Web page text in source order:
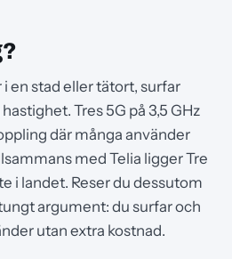
i en stad eller tätort, surfar
Tres 5G på 3,5 GHz
där många använder
med Telia ligger Tre
i landet. Reser du dessutom
argument: du surfar och
utan extra kostnad.